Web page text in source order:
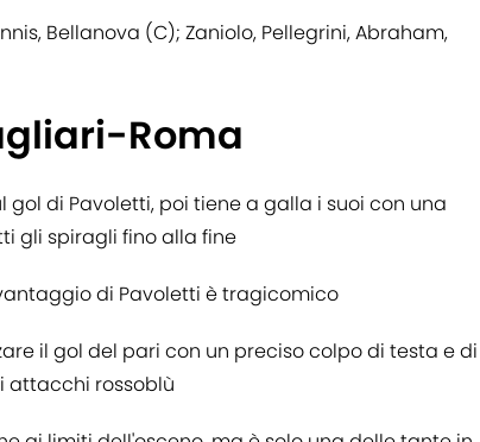
Bellanova (C); Zaniolo, Pellegrini, Abraham,
Roma
gol di Pavoletti, poi tiene a galla i suoi con una
gli spiragli fino alla fine
di Pavoletti è tragicomico
il gol del pari con un preciso colpo di testa e di
attacchi rossoblù